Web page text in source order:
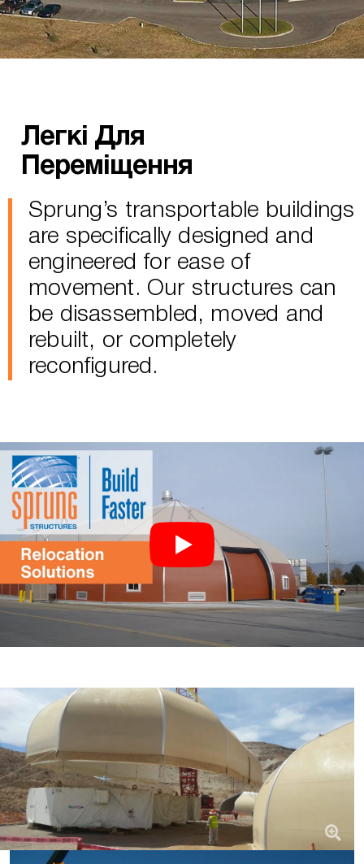
Легкі Для
Переміщення
Sprung’s transportable buildings
are specifically designed and
engineered for ease of
movement. Our structures can
be disassembled, moved and
rebuilt, or completely
reconfigured.